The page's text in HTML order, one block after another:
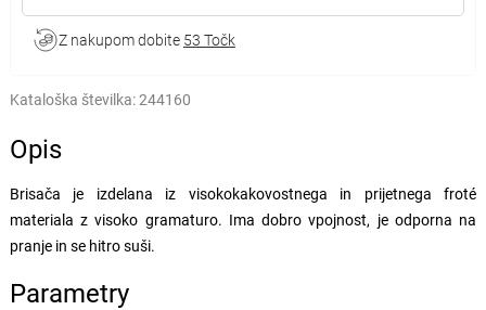
Z nakupom dobite 53 Točk
Kataloška številka:244160
Opis
Brisača je izdelana iz visokokakovostnega in prijetnega froté
materiala z visoko gramaturo. Ima dobro vpojnost, je odporna na
pranje in se hitro suši.
Parametry